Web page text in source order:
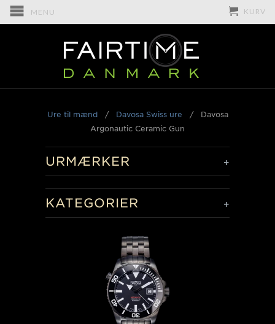
MENU KURV
Ure til mænd/ Davosa Swiss ure / Davosa
Argonautic Ceramic Gun
+
URMÆRKER
+
KATEGORIER